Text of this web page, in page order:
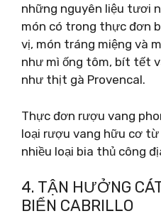
những nguyên liệu tươi
món có trong thực đơn
vị, món tráng miệng và
như mì ống tôm, bít tết
như thịt gà Provencal.
Thực đơn rượu vang
loại rượu vang hữu cơ
nhiều loại bia thủ công
4. TẬN HƯỞNG
BIỂN CABRILLO